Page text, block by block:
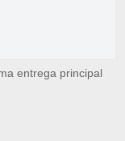
entrega principal